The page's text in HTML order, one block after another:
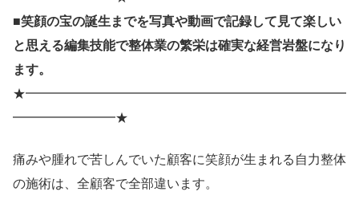
■笑顔の宝の誕生までを写真や動画で記録して見て楽しい
と思える編集技能で整体業の繁栄は確実な経営岩盤になり
ます。
★━━━━━━━━━━━━━━━━━━━━━━━━━
━━━━━━━━★
痛みや腫れで苦しんでいた顧客に笑顔が生まれる自力整体
の施術は、全顧客で全部違います。